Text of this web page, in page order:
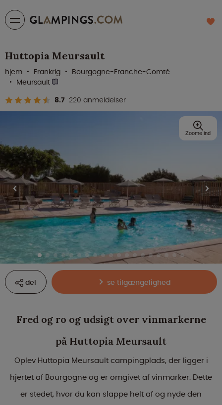
Huttopia Meursault
8.7 220 anmeldelser
hjem Frankrig
Bourgogne-Franche-Comté
Meursault
del se tilgængelighed
Zoome ind
Fred og ro og udsigt over vinmarkerne
på Huttopia Meursault
Oplev Huttopia Meursault campingplads, der ligger i
hjertet af Bourgogne og er omgivet af vinmarker. Dette
er stedet, hvor du kan slappe helt af og nyde den